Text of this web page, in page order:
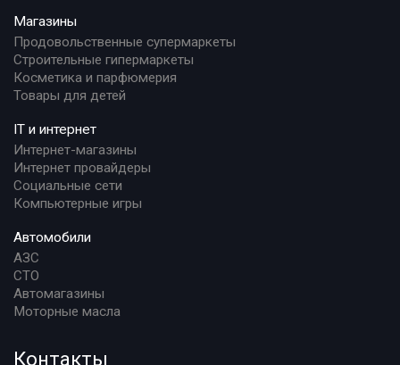
Магазины
Продовольственные супермаркеты
Строительные гипермаркеты
Косметика и парфюмерия
Товары для детей
IT и интернет
Интернет-магазины
Интернет провайдеры
Социальные сети
Компьютерные игры
Автомобили
АЗС
СТО
Автомагазины
Моторные масла
Контакты